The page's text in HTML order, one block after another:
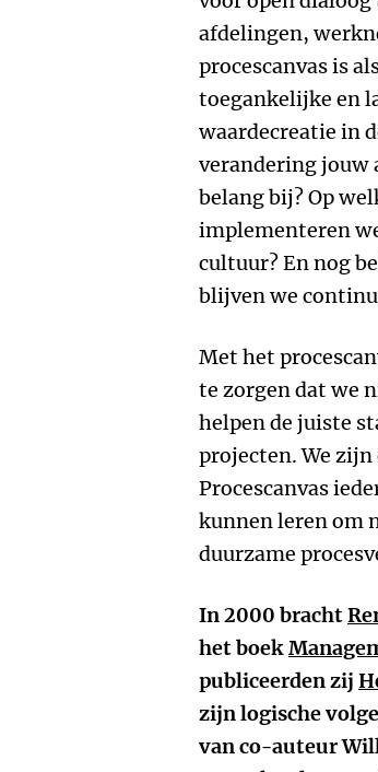
afdelingen,
procescanvas is
toegankelijke en
waardecreatie in
verandering jouw
belang bij? Op
implementeren
cultuur? En nog
blijven we
Met het
te zorgen dat we
helpen de juiste
projecten. We
Procescanvas
kunnen leren om
duurzame
In 2000 bracht
het boek
publiceerden zij
zijn logische
van co-auteur